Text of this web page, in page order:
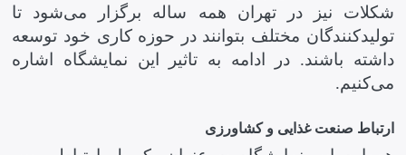
شکلات نیز در تهران همه ساله برگزار می‌شود تا
تولیدکنندگان مختلف بتوانند در حوزه کاری خود توسعه
داشته باشند. در ادامه به تاثیر این نمایشگاه اشاره
می‌کنیم.
ارتباط صنعت غذایی و کشاورزی